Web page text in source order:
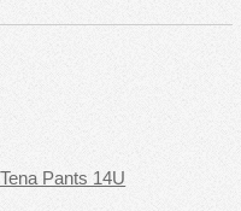
Pants 14U